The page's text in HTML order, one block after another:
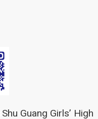
Shu Guang Girls’ High